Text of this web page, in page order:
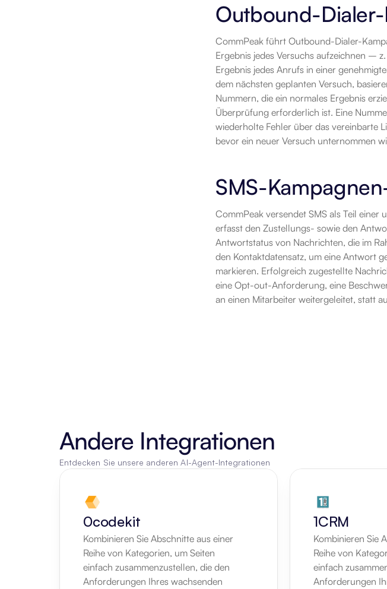
Outbound-
CommPeak führt Outbound-Dialer-
Ergebnis jedes Versuchs aufzeichnen –
Ergebnis jedes Anrufs in einer
dem nächsten geplanten Versuch,
Nummern, die ein normales Ergebnis
Überprüfung erforderlich ist. Eine
wiederholte Fehler über das vereinbarte
bevor ein neuer Versuch unternommen
SMS-
CommPeak versendet SMS als Teil
erfasst den Zustellungs- sowie den
Antwortstatus von Nachrichten, die im
den Kontaktdatensatz, um eine Antwort
markieren. Erfolgreich zugestellte
eine Opt-out-Anforderung, eine
an einen Mitarbeiter weitergeleitet, statt
Andere Integrationen
Entdecken Sie unsere anderen AI-Agent-Integrationen
0codekit
Kombinieren Sie Abschnitte aus einer
Reihe von Kategorien, um Seiten
einfach zusammenzustellen, die den
Anforderungen Ihres wachsenden
1CRM
Kombinieren Sie
Reihe von
einfach
Anforderungen